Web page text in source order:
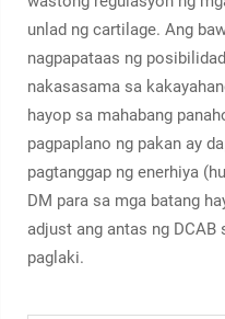
unlad ng cartilage. Ang
nagpapataas ng
nakasasama sa
hayop sa mahabang
pagpaplano ng pakan ay
pagtanggap ng enerhiya
DM para sa mga batang
adjust ang antas ng
paglaki.